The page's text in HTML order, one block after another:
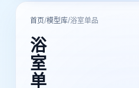
首页/模型库/浴室单品
浴
室
单